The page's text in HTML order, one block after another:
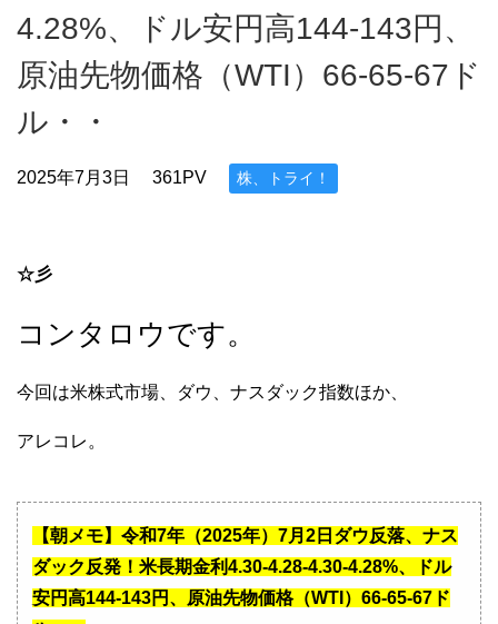
4.28%、ドル安円高144-143円、
原油先物価格（WTI）66-65-67ド
ル・・
2025年7月3日 361PV 株、トライ！
☆彡
コンタロウです。
今回は米株式市場、ダウ、ナスダック指数ほか、
アレコレ。
【朝メモ】令和7年（2025年）7月2日ダウ反落、ナス
ダック反発！米長期金利4.30-4.28-4.30-4.28%、ドル
安円高144-143円、原油先物価格（WTI）66-65-67ド